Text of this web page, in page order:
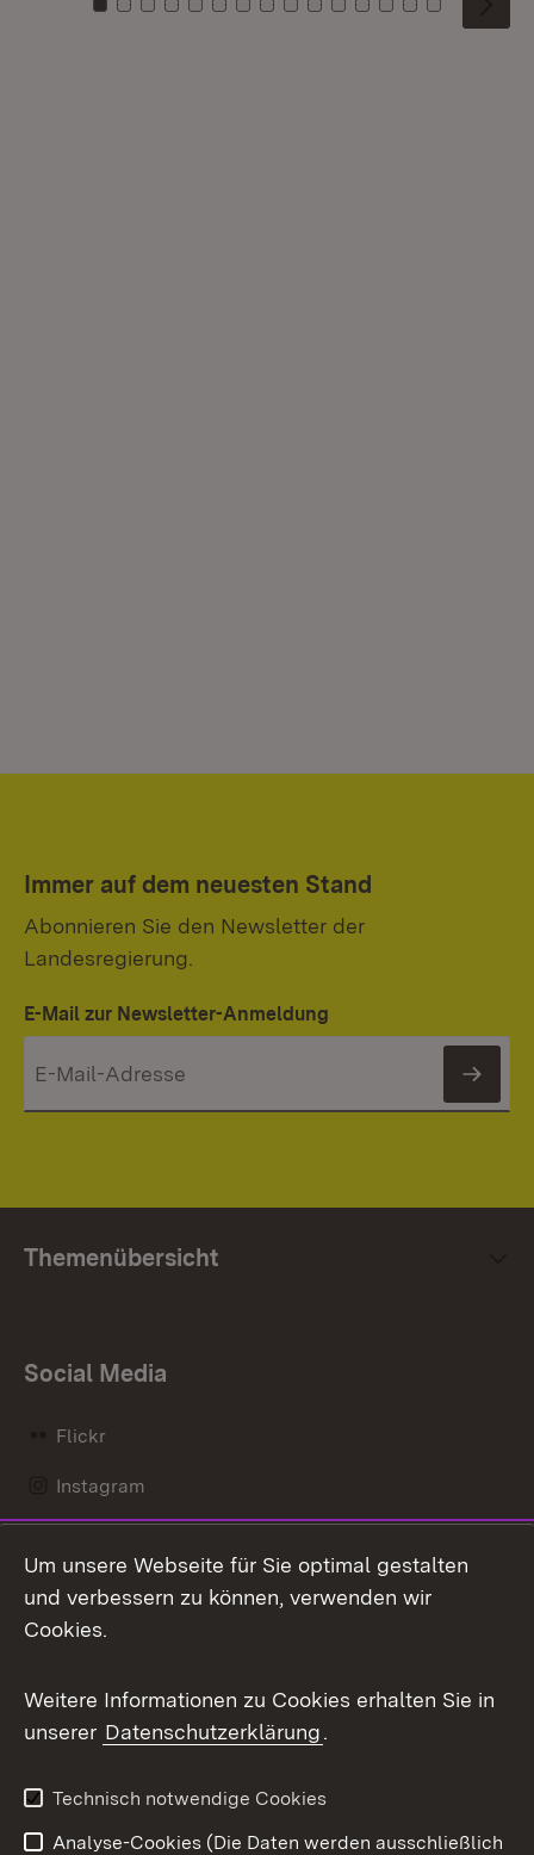
Zu Kachel: 0
Zu Kachel: 1
Zu Kachel: 2
Zu Kachel: 3
Zu Kachel: 4
Zu Kachel: 5
Zu Kachel: 6
Zu Kachel: 7
Zu Kachel: 8
Zu Kachel: 9
Zu Kachel: 10
Zu Kachel: 11
Zu Kachel: 12
Zu Kachel:
Zu
Immer auf dem neuesten Stand
Abonnieren Sie den Newsletter der
Landesregierung.
E-Mail zur Newsletter-Anmeldung
Themenübersicht
Social Media
Flickr
Instagram
Mastodon
Messenger
Social Wall
X / Twitter
Youtube
Um unsere Webseite für Sie optimal gestalten
und verbessern zu können, verwenden wir
Cookies.
Weitere Informationen zu Cookies erhalten Sie in
unserer Datenschutzerklärung.
Technisch notwendige Cookies
Analyse-Cookies (Die Daten werden ausschließlich